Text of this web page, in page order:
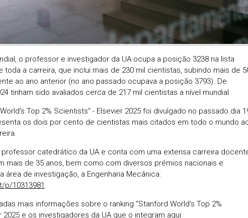
o professor e investigador da UA ocupa a posição 3238 na lista
toda a carreira, que inclui mais de 230 mil cientistas, subindo mais de
ao ano anterior (no ano passado ocupava a posição 3793). De
tinham sido avaliados cerca de 217 mil cientistas a nível mundial.
Top 2% Scientists" - Elsevier 2025 foi divulgado no passado dia
os dois por cento de cientistas mais citados em todo o mundo
professor catedrático da UA e conta com uma extensa carreira
mais de 35 anos, bem como com diversos prémios nacionais e
área de investigação, a Engenharia Mecânica:
p/10313981 .
mais informações sobre o ranking "Stanford World's Top 2%
2025 e os investigadores da UA que o integram aqui: